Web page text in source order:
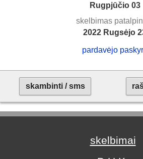
Rugpjūčio 03
skelbimas
2022 Rugsėjo
pardavėjo
skambinti / sms
skelbimai